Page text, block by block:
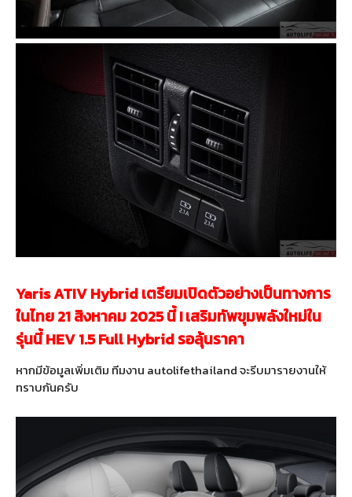
Yaris ATIV Hybrid เตรียมเปิดตัวอย่างเป็นทางการ
ในไทย 21 สิงหาคม 2025 นี้ ! เสริมทัพขุมพลังใหม่ใน
รุ่นนี้ HEV 1.5 Full Hybrid รอลุ้นราคา
หากมีข้อมูลเพิ่มเติม ทีมงาน autolifethailand จะรีบมารายงานให้
ทราบกันครับ